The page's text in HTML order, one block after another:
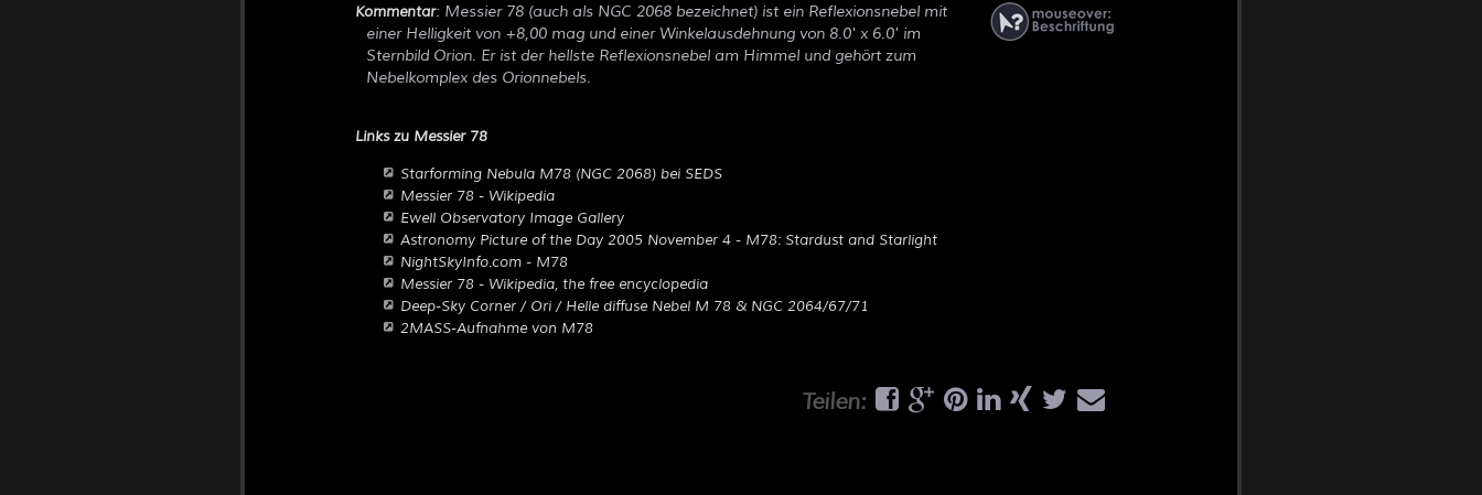
Kommentar: Messier 78 (auch als NGC 2068 bezeichnet) ist ein Reflexionsnebel mit
einer Helligkeit von +8,00 mag und einer Winkelausdehnung von 8.0' x 6.0' im
Sternbild Orion. Er ist der hellste Reflexionsnebel am Himmel und gehört zum
Nebelkomplex des Orionnebels.
Links zu Messier 78
Starforming Nebula M78 (NGC 2068) bei SEDS
Messier 78 - Wikipedia
Ewell Observatory Image Gallery
Astronomy Picture of the Day 2005 November 4 - M78: Stardust and Starlight
NightSkyInfo.com - M78
Messier 78 - Wikipedia, the free encyclopedia
Deep-Sky Corner / Ori / Helle diffuse Nebel M 78 & NGC 2064/67/71
2MASS-Aufnahme von M78
Teilen: